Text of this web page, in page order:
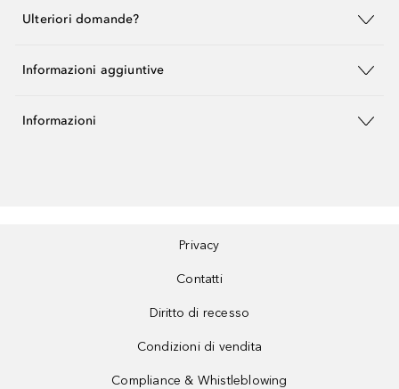
Ulteriori domande?
Informazioni aggiuntive
Informazioni
Privacy
Contatti
Diritto di recesso
Condizioni di vendita
Compliance & Whistleblowing